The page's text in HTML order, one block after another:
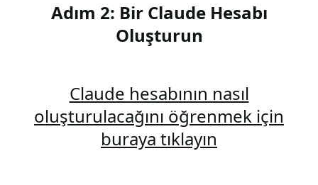
Adım 2: Bir Claude Hesabı
Oluşturun
Claude hesabının nasıl
oluşturulacağını öğrenmek için
buraya tıklayın